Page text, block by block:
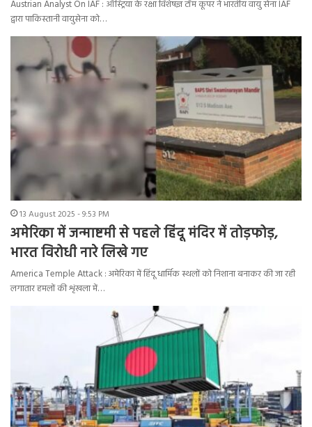
Austrian Analyst On IAF : ऑस्ट्रिया के रक्षा विशेषज्ञ टॉम कूपर ने भारतीय वायु सेना IAF
द्वारा पाकिस्तानी वायुसेना को…
13 August 2025 - 9:53 PM
अमेरिका में जन्माष्टमी से पहले हिंदू मंदिर में तोड़फोड़,
भारत विरोधी नारे लिखे गए
America Temple Attack : अमेरिका में हिंदू धार्मिक स्थलों को निशाना बनाकर की जा रही
लगातार हमलों की शृंखला में…